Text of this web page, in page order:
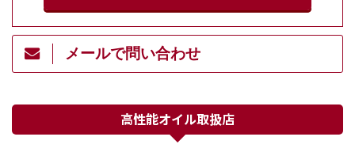
メールで問い合わせ
高性能オイル取扱店